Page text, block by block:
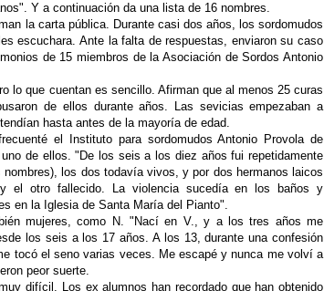
Y a continuación da una lista de 16 nombres.
la carta pública. Durante casi dos años, los sordomudos
escuchara. Ante la falta de respuestas, enviaron su caso
de 15 miembros de la Asociación de Sordos Antonio
lo que cuentan es sencillo. Afirman que al menos 25 curas
de ellos durante años. Las sevicias empezaban a
hasta antes de la mayoría de edad.
el Instituto para sordomudos Antonio Provola de
de ellos. "De los seis a los diez años fui repetidamente
los dos todavía vivos, y por dos hermanos laicos
el otro fallecido. La violencia sucedía en los baños y
en la Iglesia de Santa María del Pianto".
mujeres, como N. "Nací en V., y a los tres años me
los seis a los 17 años. A los 13, durante una confesión
tocó el seno varias veces. Me escapé y nunca me volví a
peor suerte.
difícil. Los ex alumnos han recordado que han obtenido